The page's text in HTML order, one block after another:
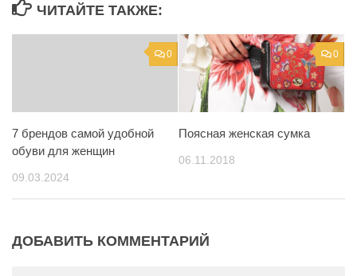
ЧИТАЙТЕ ТАКЖЕ:
0
7 брендов самой удобной
обуви для женщин
09.03.2024
0
Поясная женская сумка
06.11.2018
ДОБАВИТЬ КОММЕНТАРИЙ